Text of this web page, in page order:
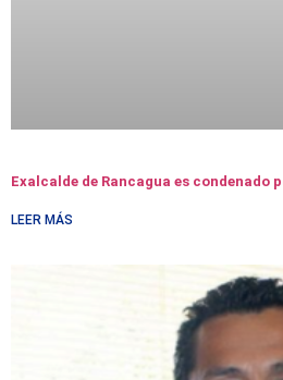
Exalcalde de Rancagua es condenado
LEER MÁS